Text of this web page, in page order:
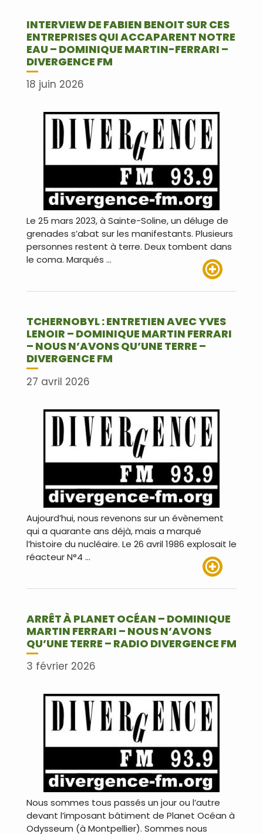
INTERVIEW DE FABIEN BENOIT SUR CES
ENTREPRISES QUI ACCAPARENT NOTRE
EAU – DOMINIQUE MARTIN-FERRARI –
DIVERGENCE FM
18 juin 2026
Le 25 mars 2023, à Sainte-Soline, un déluge de
grenades s’abat sur les manifestants. Plusieurs
personnes restent à terre. Deux tombent dans
le coma. Marqués …
TCHERNOBYL : ENTRETIEN AVEC YVES
LENOIR – DOMINIQUE MARTIN FERRARI
– NOUS N’AVONS QU’UNE TERRE –
DIVERGENCE FM
27 avril 2026
Aujourd’hui, nous revenons sur un évènement
qui a quarante ans déjà, mais a marqué
l’histoire du nucléaire. Le 26 avril 1986 explosait le
réacteur N°4 …
ARRÊT À PLANET OCÉAN – DOMINIQUE
MARTIN FERRARI – NOUS N’AVONS
QU’UNE TERRE – RADIO DIVERGENCE FM
3 février 2026
Nous sommes tous passés un jour ou l’autre
devant l’imposant bâtiment de Planet Océan à
Odysseum (à Montpellier). Sommes nous